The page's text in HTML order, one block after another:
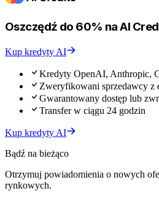
Oszczędź do 60% na AI
Kup kredyty AI
Kredyty OpenAI, Anthropic,
Zweryfikowani sprzedawcy z
Gwarantowany dostęp lub
Transfer w ciągu 24 godzin
Kup kredyty AI
Bądź na bieżąco
Otrzymuj powiadomienia o nowych
rynkowych.